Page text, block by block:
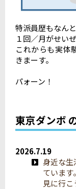
特派員歴もなん
１回／月がせい
これからも実体
きまーす。
パォーン！
東京ダンボ
2026.7.19
身近な
ています
見に行こ